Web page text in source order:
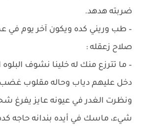
ضربته هدهد.
– طب وريني كده ويكون آخر يوم في
صلاح زعقله :
– ما تترزع منك له خلينا نشوف البلوه
دخل عليهم دياب وحاله مقلوب غضب
ونظرت الغدر في عيونه عايز يفرغ
شيء، ماسك في أيده بندانه حاجه